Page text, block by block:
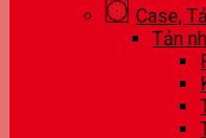
Case,
Tản